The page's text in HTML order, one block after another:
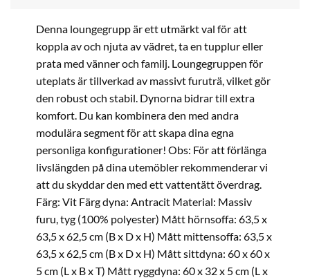
Denna loungegrupp är ett utmärkt val för att
koppla av och njuta av vädret, ta en tupplur eller
prata med vänner och familj. Loungegruppen för
uteplats är tillverkad av massivt furuträ, vilket gör
den robust och stabil. Dynorna bidrar till extra
komfort. Du kan kombinera den med andra
modulära segment för att skapa dina egna
personliga konfigurationer! Obs: För att förlänga
livslängden på dina utemöbler rekommenderar vi
att du skyddar den med ett vattentätt överdrag.
Färg: Vit Färg dyna: Antracit Material: Massiv
furu, tyg (100% polyester) Mått hörnsoffa: 63,5 x
63,5 x 62,5 cm (B x D x H) Mått mittensoffa: 63,5 x
63,5 x 62,5 cm (B x D x H) Mått sittdyna: 60 x 60 x
5 cm (L x B x T) Mått ryggdyna: 60 x 32 x 5 cm (L x